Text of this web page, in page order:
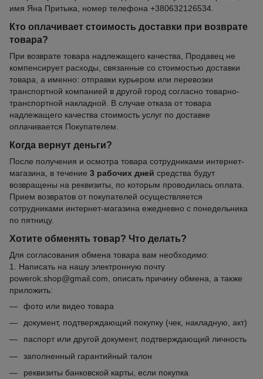
имя Яна Притыка, номер телефона +380632126534.
Кто оплачивает стоимость доставки при возврате
товара?
При возврате товара надлежащего качества, Продавец не
компенсирует расходы, связанные со стоимостью доставки
товара, а именно: отправки курьером или перевозки
транспортной компанией в другой город согласно товарно-
транспортной накладной. В случае отказа от товара
надлежащего качества стоимость услуг по доставке
оплачивается Покупателем.
Когда вернут деньги?
После получения и осмотра товара сотрудниками интернет-
магазина, в течение 3 рабочих дней средства будут
возвращены на реквизиты, по которым проводилась оплата.
Прием возвратов от покупателей осуществляется
сотрудниками интернет-магазина ежедневно с понедельника
по пятницу.
Хотите обменять товар? Что делать?
Для согласования обмена товара вам необходимо:
1. Написать на нашу электронную почту
powerok.shop@gmail.com, описать причину обмена, а также
приложить:
фото или видео товара
документ, подтверждающий покупку (чек, накладную, акт)
паспорт или другой документ, подтверждающий личность
заполненный гарантийный талон
реквизиты банковской карты, если покупка